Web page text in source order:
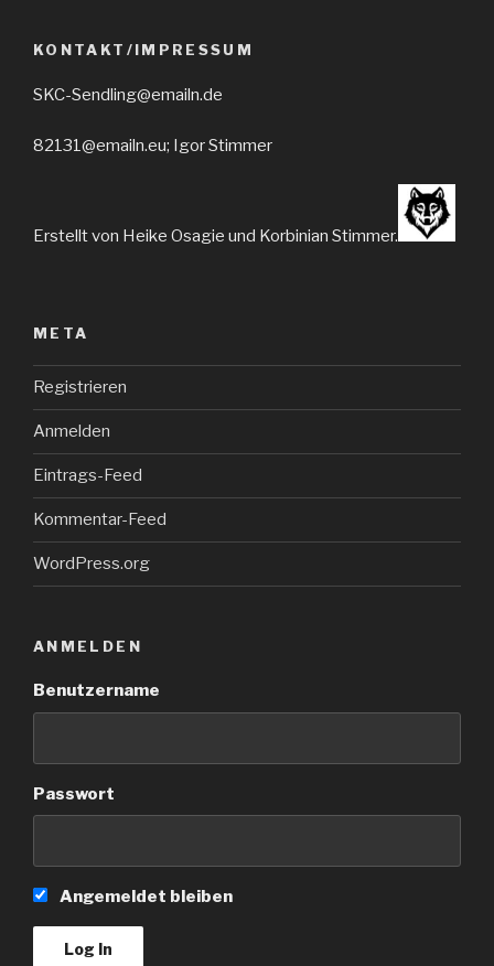
KONTAKT/IMPRESSUM
SKC-Sendling@emailn.de
82131@emailn.eu; Igor Stimmer
Erstellt von Heike Osagie und Korbinian Stimmer.
META
Registrieren
Anmelden
Eintrags-Feed
Kommentar-Feed
WordPress.org
ANMELDEN
Benutzername
Passwort
Angemeldet bleiben